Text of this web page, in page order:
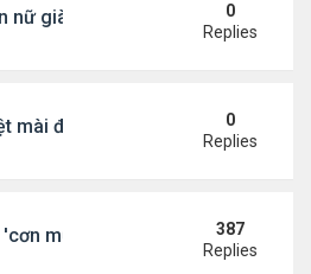
nữ giàu nhất thế giới
0
Replies
mài đi hát ở tuổi 70
0
Replies
mưa' lời khen BTS
387
Replies